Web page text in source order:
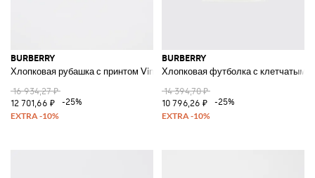
BURBERRY
Хлопковая рубашка с принтом Vintage Check
16 934,27 ₽
12 701,66 ₽
-25%
BURBERRY
Хлопковая футболка с клетчатыми
14 394,70 ₽
10 796,26 ₽
-25%